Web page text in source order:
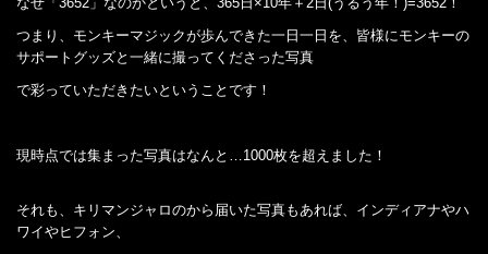
つまり、モンキーマジックが歩んできた一日一日を、皆様にモンキーの
サポートグッズと一緒に撮ってくださった写真
で彩っていただきたいということです！
現時点では集まった写真はなんと…1000枚を超えました！
それも、キリマンジャロのから届いた写真もあれば、インディアナやハ
ワイやヒフォン、